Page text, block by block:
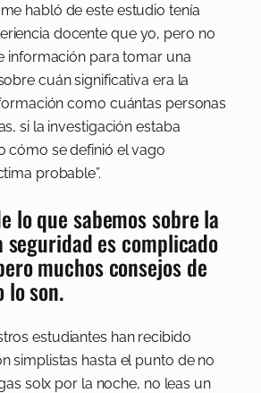
habló de este estudio tenía
docente que yo, pero no
información para tomar una
cuán significativa era la
como cuántas personas
si la investigación estaba
cómo se definió el vago
probable”.
lo que sabemos sobre la
es complicado
muchos consejos de
lo son.
estudiantes han recibido
simplistas hasta el punto de no
solx por la noche, no leas un